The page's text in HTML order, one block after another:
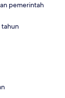
pemerintah
tahun